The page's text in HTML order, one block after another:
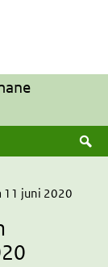
11 juni 2020